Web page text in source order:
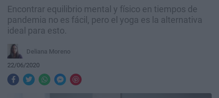
Encontrar equilibrio mental y físico en tiempos de
pandemia no es fácil, pero el yoga es la alternativa
ideal para esto.
Deliana Moreno
22/06/2020